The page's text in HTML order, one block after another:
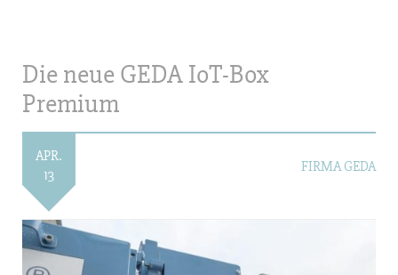
Die neue GEDA IoT-Box
Premium
APR.
13
FIRMA GEDA